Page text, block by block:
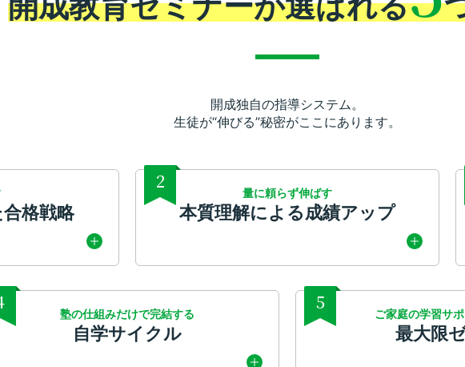
開成独自の指導システム。
生徒が“伸びる”秘密がここにあります。
格戦略
2
量に頼らず伸ばす
本質理解による成績アップ
塾の仕組みだけで完結する
自学サイクル
5
ご家庭の学習サ
最大限